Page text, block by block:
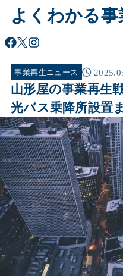
よくわかる事
事業再生ニュース
山形屋の事業再生
光バス乗降所設置